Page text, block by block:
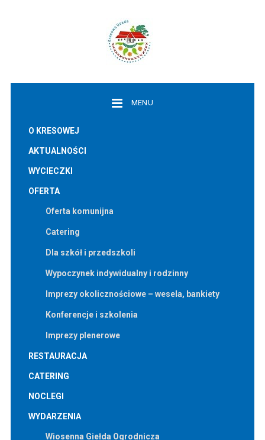
MENU
O KRESOWEJ
AKTUALNOŚCI
WYCIECZKI
OFERTA
Oferta komunijna
Catering
Dla szkół i przedszkoli
Wypoczynek indywidualny i rodzinny
Imprezy okolicznościowe – wesela, bankiety
Konferencje i szkolenia
Imprezy plenerowe
RESTAURACJA
CATERING
NOCLEGI
WYDARZENIA
Wiosenna Giełda Ogrodnicza